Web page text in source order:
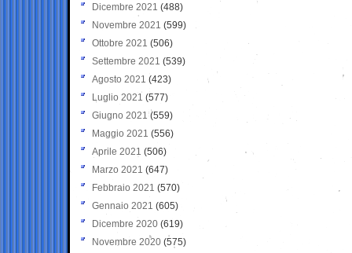
Dicembre 2021 (488)
Novembre 2021 (599)
Ottobre 2021 (506)
Settembre 2021 (539)
Agosto 2021 (423)
Luglio 2021 (577)
Giugno 2021(559)
Maggio 2021 (556)
Aprile 2021 (506)
Marzo 2021 (647)
Febbraio 2021 (570)
Gennaio 2021 (605)
Dicembre 2020 (619)
Novembre 2020 (575)